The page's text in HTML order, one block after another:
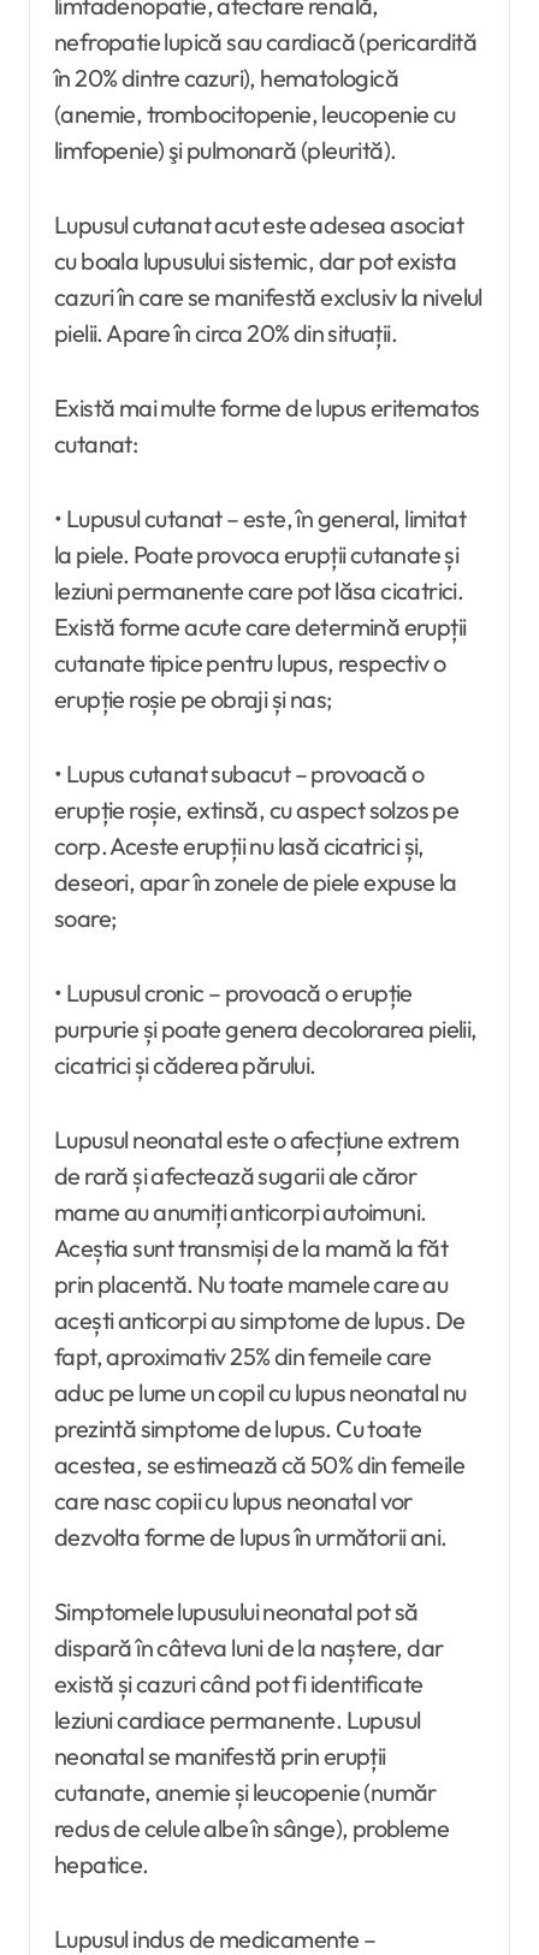
nefropatie lupică sau cardiacă (pericardită
în 20% dintre cazuri), hematologică
(anemie, trombocitopenie, leucopenie cu
limfopenie) şi pulmonară (pleurită).
Lupusul cutanat acut este adesea asociat
cu boala lupusului sistemic, dar pot exista
cazuri în care se manifestă exclusiv la nivelul
pielii. Apare în circa 20% din situații.
Există mai multe forme de lupus eritematos
cutanat:
• Lupusul cutanat – este, în general, limitat
la piele. Poate provoca erupții cutanate și
leziuni permanente care pot lăsa cicatrici.
Există forme acute care determină erupții
cutanate tipice pentru lupus, respectiv o
erupție roșie pe obraji și nas;
• Lupus cutanat subacut – provoacă o
erupție roșie, extinsă, cu aspect solzos pe
corp. Aceste erupții nu lasă cicatrici și,
deseori, apar în zonele de piele expuse la
soare;
• Lupusul cronic – provoacă o erupție
purpurie și poate genera decolorarea pielii,
cicatrici și căderea părului.
Lupusul neonatal este o afecțiune extrem
de rară și afectează sugarii ale căror
mame au anumiți anticorpi autoimuni.
Aceștia sunt transmiși de la mamă la făt
prin placentă. Nu toate mamele care au
acești anticorpi au simptome de lupus. De
fapt, aproximativ 25% din femeile care
aduc pe lume un copil cu lupus neonatal nu
prezintă simptome de lupus. Cu toate
acestea, se estimează că 50% din femeile
care nasc copii cu lupus neonatal vor
dezvolta forme de lupus în următorii ani.
Simptomele lupusului neonatal pot să
dispară în câteva luni de la naștere, dar
există și cazuri când pot fi identificate
leziuni cardiace permanente. Lupusul
neonatal se manifestă prin erupții
cutanate, anemie și leucopenie (număr
redus de celule albe în sânge), probleme
hepatice.
Lupusul indus de medicamente –